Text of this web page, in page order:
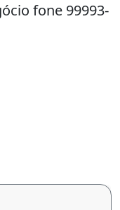
fone 99993-